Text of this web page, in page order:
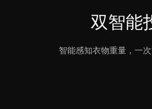
双智能
智能感知衣物重量，一次